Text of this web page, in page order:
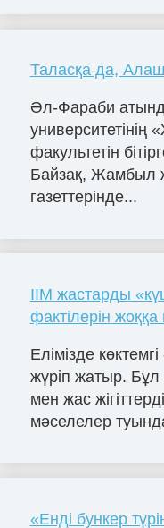
Таласқа да,
Әл-Фараби
университетінің
факультетін
Байзақ, Жамбыл
газеттерінде...
ІІМ жастарды
фактілерін
Елімізде
жүріп жатыр. Бұл
мен жас
мәселелер
«Енді бункер